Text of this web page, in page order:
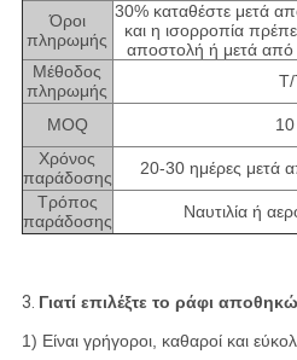
Όροι
πληρωμής
30% καταθέστε μετά
και η ισορροπία
αποστολή ή μετά από
Μέθοδος
πληρωμής
MOQ
Χρόνος
παράδοσης
20-30 ημέρες μετά
Τρόπος
παράδοσης
Ναυτιλία ή
3. Γιατί επιλέξτε το ράφι
1) Είναι γρήγοροι, καθαροί και